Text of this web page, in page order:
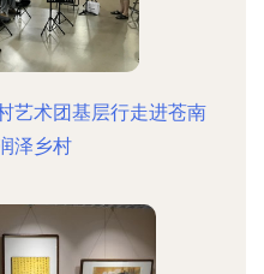
艺术团基层行走进苍南
泽乡村